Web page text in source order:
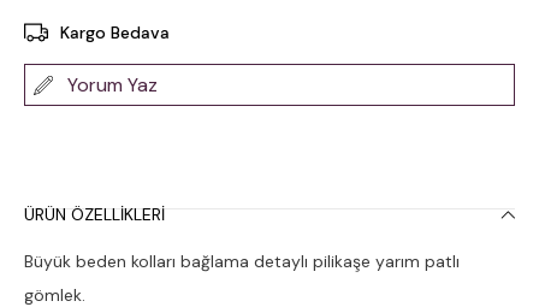
Kargo Bedava
Yorum Yaz
ÜRÜN ÖZELLIKLERI
Büyük beden kolları bağlama detaylı pilikaşe yarım patlı
gömlek.